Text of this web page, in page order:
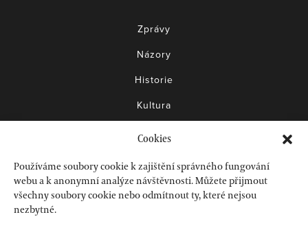
Cookies
Používáme soubory cookie k zajištění správného fungování
webu a k anonymní analýze návštěvnosti. Můžete přijmout
všechny soubory cookie nebo odmítnout ty, které nejsou
nezbytné.
Zprávy
Názory
Historie
Kultura
Knihy
Akce